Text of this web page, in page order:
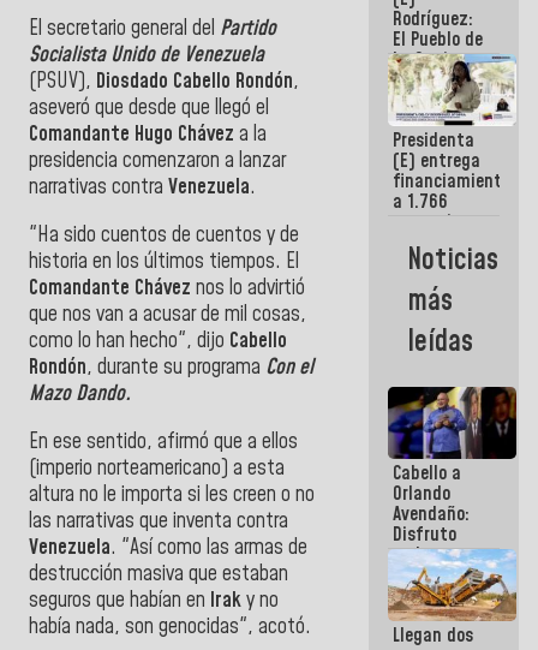
El secretario general del Partido
Socialista Unido de Venezuela
(PSUV), Diosdado Cabello Rondón,
aseveró que desde que llegó el
Comandante Hugo Chávez a la
presidencia comenzaron a lanzar
narrativas contra Venezuela.
"Ha sido cuentos de cuentos y de
historia en los últimos tiempos. El
Comandante Chávez nos lo advirtió
que nos van a acusar de mil cosas,
como lo han hecho", dijo Cabello
Rondón, durante su programa Con el
Mazo Dando.
En ese sentido, afirmó que a ellos
(imperio norteamericano) a esta
altura no le importa si les creen o no
las narrativas que inventa contra
Venezuela. "Así como las armas de
destrucción masiva que estaban
seguros que habían en Iraky no
había nada, son genocidas", acotó.
Rodríguez:
El Pueblo de
La Guaira
siempre
estará
acompañada
por el
Gobierno
Nacional
Presidenta
(E) entrega
financiamientos
a 1.766
comerciantes
emprendedores
afectados
por
terremotos
Noticias
más
leídas
Cabello a
Orlando
Avendaño:
Disfruto
cada vez
que escribes
porque lo
que haces
es
Llegan dos